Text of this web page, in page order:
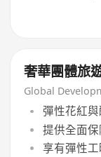
奢華團體旅
Global
彈性花紅
提供全面
享有彈性工